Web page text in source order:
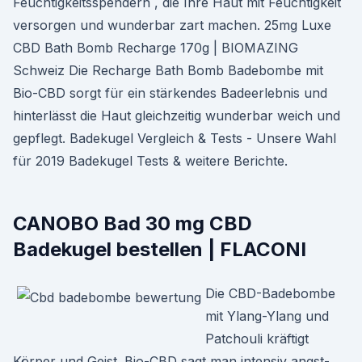
versorgen und wunderbar zart machen. 25mg Luxe
CBD Bath Bomb Recharge 170g | BIOMAZING
Schweiz Die Recharge Bath Bomb Badebombe mit
Bio-CBD sorgt für ein stärkendes Badeerlebnis und
hinterlässt die Haut gleichzeitig wunderbar weich und
gepflegt. Badekugel Vergleich & Tests - Unsere Wahl
für 2019 Badekugel Tests & weitere Berichte.
CANOBO Bad 30 mg CBD
Badekugel bestellen | FLACONI
Die CBD-Badebombe
mit Ylang-Ylang und
Patchouli kräftigt